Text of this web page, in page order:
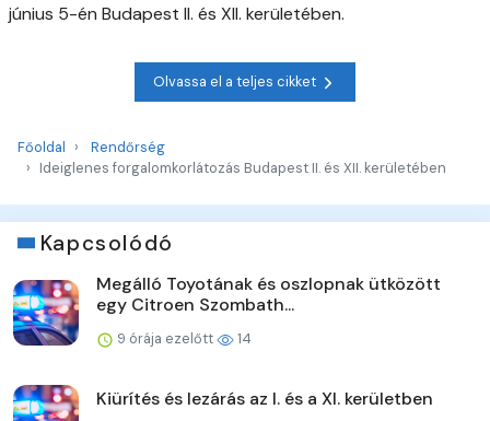
június 5-én Budapest II. és XII. kerületében.
Olvassa el a teljes cikket
Főoldal
Rendőrség
Ideiglenes forgalomkorlátozás Budapest II. és XII. kerületében
Kapcsolódó
Megálló Toyotának és oszlopnak ütközött
egy Citroen Szombath...
9 órája ezelőtt 14
Kiürítés és lezárás az I. és a XI. kerületben